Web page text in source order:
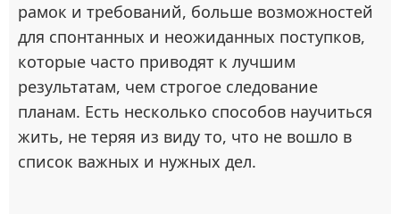
рамок и требований, больше возможностей
для спонтанных и неожиданных поступков,
которые часто приводят к лучшим
результатам, чем строгое следование
планам. Есть несколько способов научиться
жить, не теряя из виду то, что не вошло в
список важных и нужных дел.